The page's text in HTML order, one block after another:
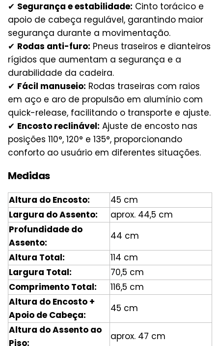
✔ Segurança e estabilidade: Cinto torácico e
apoio de cabeça regulável, garantindo maior
segurança durante a movimentação.
✔ Rodas anti-furo: Pneus traseiros e dianteiros
rígidos que aumentam a segurança e a
durabilidade da cadeira.
✔ Fácil manuseio: Rodas traseiras com raios
em aço e aro de propulsão em alumínio com
quick-release, facilitando o transporte e ajuste.
✔ Encosto reclinável: Ajuste de encosto nas
posições 110°, 120° e 135°, proporcionando
conforto ao usuário em diferentes situações.
Medidas
Altura do Encosto:
45 cm
Largura do Assento:
aprox. 44,5 cm
Profundidade do
Assento:
44 cm
Altura Total:
114 cm
Largura Total:
70,5 cm
Comprimento Total:
116,5 cm
Altura do Encosto +
Apoio de Cabeça:
45 cm
Altura do Assento ao
Piso:
aprox. 47 cm